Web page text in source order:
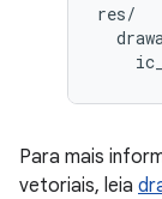
res/
Para mais
vetoriais, leia